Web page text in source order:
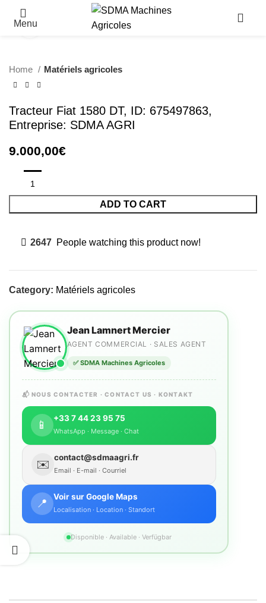
Menu Click to enlarge
Home Matériels agricoles
Tracteur Fiat 1580 DT, ID: 675497863,
Entreprise: SDMA AGRI
9.000,00€
ADD TO CART
2647 People watching this product now!
Category: Matériels agricoles
Jean Lamnert Mercier
AGENT COMMERCIAL · SALES AGENT
✅ SDMA Machines Agricoles
📬 NOUS CONTACTER · CONTACT US · KONTAKT
📱
+33 7 44 23 95 75
WhatsApp · Message · Chat
✉️
contact@sdmaagri.fr
Email · E-mail · Courriel
📍
Voir sur Google Maps
Localisation · Location · Standort
Disponible · Available · Verfügbar